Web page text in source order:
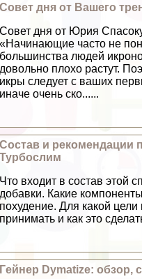
Совет дня от Вашего
Совет дня от Юрия
«Начинающие часто не
большинства людей
довольно плохо растут.
икры следует с ваших
иначе очень ско......
Состав и рекомендации
Турбослим
Что входит в состав этой
добавки. Какие
похудение. Для какой цели
принимать и как это
Гeйнер Dymatize: обзор,